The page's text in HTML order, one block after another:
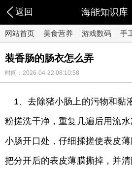
返回 海能知识库
网站首页 美食营养 游戏数码 手
装香肠的肠衣怎么弄
时间：2026-04-22 08:10:58
1、去除猪小肠上的污物和黏
粉搓洗干净，重复几遍后用流
小肠开口处，仔细揉搓使表皮薄
把分开后的表皮薄膜撕掉，并